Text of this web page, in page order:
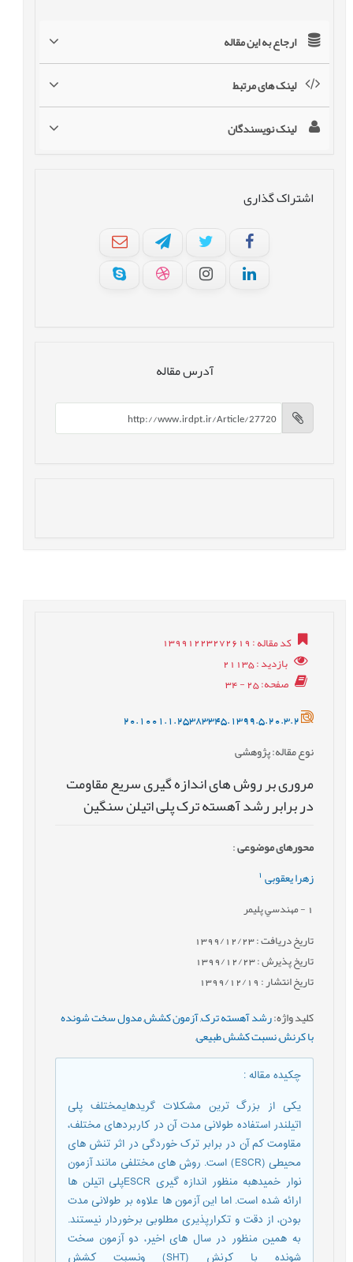
ارجاع به این مقاله
لینک های مرتبط
لینک نویسندگان
اشتراک گذاری
آدرس مقاله
کد مقاله: 13991223272619
بازدید: 21135
صفحه: 25 - 34
20.1001.1.25383345.1399.5.20.3.2
نوع مقاله: پژوهشی
مروری بر روش های اندازه گیری سریع مقاومت
در برابر رشد آهسته ترک پلی اتیلن سنگین
محورهای موضوعی:
زهرا یعقوبی
- مهندسي پليمر
تاریخ دریافت : 1399/12/23
تاریخ پذیرش : 1399/12/23
تاریخ انتشار : 1399/12/19
کلید واژه:رشد آهسته ترک,آزمون کشش,مدول سخت شونده
با کرنش,نسبت کشش طبیعی,
چکیده مقاله:
یکی از بزرگ ترین مشکلات گریدهایمختلف پلی
اتیلندر استفاده طولانی مدت آن در کاربردهای مختلف،
مقاومت کم آن در برابر ترک خوردگی در اثر تنش های
محیطی (ESCR) است. روش های مختلفی مانند آزمون
نوار خمیدهبه منظور اندازه گیری ESCRپلی اتیلن ها
ارائه شده است. اما این آزمون ها علاوه بر طولانی مدت
بودن، از دقت و تکرارپذیری مطلوبی برخوردار نیستند.
به همین منظور در سال های اخیر، دو آزمون سخت
شونده با کرنش (SHT) ونسبت کشش